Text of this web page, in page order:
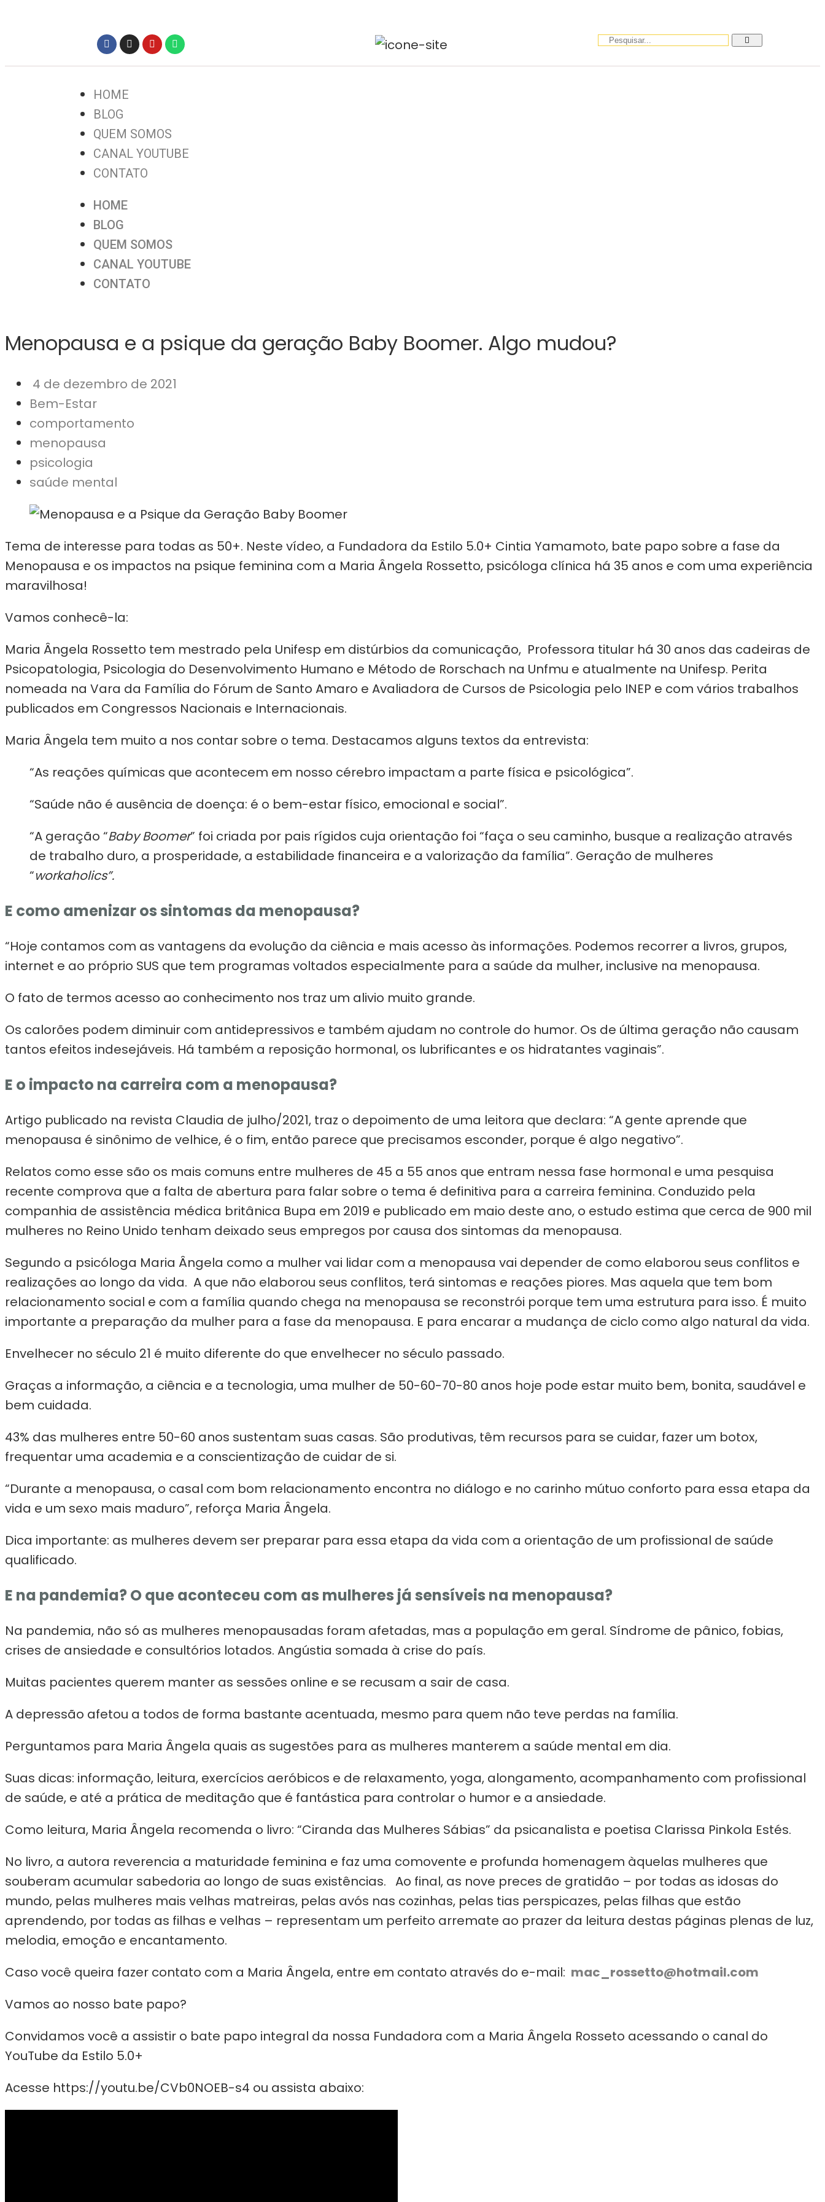
HOME
BLOG
QUEM SOMOS
CANAL YOUTUBE
CONTATO
HOME
BLOG
QUEM SOMOS
CANAL YOUTUBE
CONTATO
Menopausa e a psique da geração Baby Boomer. Algo mudou?
4 de dezembro de 2021
Bem-Estar
comportamento
menopausa
psicologia
saúde mental
Tema de interesse para todas as 50+. Neste vídeo, a Fundadora da Estilo 5.0+ Cintia Yamamoto, bate papo sobre a fase da
Menopausa e os impactos na psique feminina com a Maria Ângela Rossetto, psicóloga clínica há 35 anos e com uma experiência
maravilhosa!
Vamos conhecê-la:
Maria Ângela Rossetto tem mestrado pela Unifesp em distúrbios da comunicação, Professora titular há 30 anos das cadeiras de
Psicopatologia, Psicologia do Desenvolvimento Humano e Método de Rorschach na Unfmu e atualmente na Unifesp. Perita
nomeada na Vara da Família do Fórum de Santo Amaro e Avaliadora de Cursos de Psicologia pelo INEP e com vários trabalhos
publicados em Congressos Nacionais e Internacionais.
Maria Ângela tem muito a nos contar sobre o tema. Destacamos alguns textos da entrevista:
“As reações químicas que acontecem em nosso cérebro impactam a parte física e psicológica”.
“Saúde não é ausência de doença: é o bem-estar físico, emocional e social”.
“A geração “Baby Boomer” foi criada por pais rígidos cuja orientação foi “faça o seu caminho, busque a realização através
de trabalho duro, a prosperidade, a estabilidade financeira e a valorização da família”. Geração de mulheres
“workaholics”.
E como amenizar os sintomas da menopausa?
“Hoje contamos com as vantagens da evolução da ciência e mais acesso às informações. Podemos recorrer a livros, grupos,
internet e ao próprio SUS que tem programas voltados especialmente para a saúde da mulher, inclusive na menopausa.
O fato de termos acesso ao conhecimento nos traz um alivio muito grande.
Os calorões podem diminuir com antidepressivos e também ajudam no controle do humor. Os de última geração não causam
tantos efeitos indesejáveis. Há também a reposição hormonal, os lubrificantes e os hidratantes vaginais”.
E o impacto na carreira com a menopausa?
Artigo publicado na revista Claudia de julho/2021, traz o depoimento de uma leitora que declara: “A gente aprende que
menopausa é sinônimo de velhice, é o fim, então parece que precisamos esconder, porque é algo negativo”.
Relatos como esse são os mais comuns entre mulheres de 45 a 55 anos que entram nessa fase hormonal e uma pesquisa
recente comprova que a falta de abertura para falar sobre o tema é definitiva para a carreira feminina. Conduzido pela
companhia de assistência médica britânica Bupa em 2019 e publicado em maio deste ano, o estudo estima que cerca de 900 mil
mulheres no Reino Unido tenham deixado seus empregos por causa dos sintomas da menopausa.
Segundo a psicóloga Maria Ângela como a mulher vai lidar com a menopausa vai depender de como elaborou seus conflitos e
realizações ao longo da vida. A que não elaborou seus conflitos, terá sintomas e reações piores. Mas aquela que tem bom
relacionamento social e com a família quando chega na menopausa se reconstrói porque tem uma estrutura para isso. É muito
importante a preparação da mulher para a fase da menopausa. E para encarar a mudança de ciclo como algo natural da vida.
Envelhecer no século 21 é muito diferente do que envelhecer no século passado.
Graças a informação, a ciência e a tecnologia, uma mulher de 50-60-70-80 anos hoje pode estar muito bem, bonita, saudável e
bem cuidada.
43% das mulheres entre 50-60 anos sustentam suas casas. São produtivas, têm recursos para se cuidar, fazer um botox,
frequentar uma academia e a conscientização de cuidar de si.
“Durante a menopausa, o casal com bom relacionamento encontra no diálogo e no carinho mútuo conforto para essa etapa da
vida e um sexo mais maduro”, reforça Maria Ângela.
Dica importante: as mulheres devem ser preparar para essa etapa da vida com a orientação de um profissional de saúde
qualificado.
E na pandemia? O que aconteceu com as mulheres já sensíveis na menopausa?
Na pandemia, não só as mulheres menopausadas foram afetadas, mas a população em geral. Síndrome de pânico, fobias,
crises de ansiedade e consultórios lotados. Angústia somada à crise do país.
Muitas pacientes querem manter as sessões online e se recusam a sair de casa.
A depressão afetou a todos de forma bastante acentuada, mesmo para quem não teve perdas na família.
Perguntamos para Maria Ângela quais as sugestões para as mulheres manterem a saúde mental em dia.
Suas dicas: informação, leitura, exercícios aeróbicos e de relaxamento, yoga, alongamento, acompanhamento com profissional
de saúde, e até a prática de meditação que é fantástica para controlar o humor e a ansiedade.
Como leitura, Maria Ângela recomenda o livro: “Ciranda das Mulheres Sábias” da psicanalista e poetisa Clarissa Pinkola Estés.
No livro, a autora reverencia a maturidade feminina e faz uma comovente e profunda homenagem àquelas mulheres que
souberam acumular sabedoria ao longo de suas existências. Ao final, as nove preces de gratidão – por todas as idosas do
mundo, pelas mulheres mais velhas matreiras, pelas avós nas cozinhas, pelas tias perspicazes, pelas filhas que estão
aprendendo, por todas as filhas e velhas – representam um perfeito arremate ao prazer da leitura destas páginas plenas de luz,
melodia, emoção e encantamento.
Caso você queira fazer contato com a Maria Ângela, entre em contato através do e-mail: mac_rossetto@hotmail.com
Vamos ao nosso bate papo?
Convidamos você a assistir o bate papo integral da nossa Fundadora com a Maria Ângela Rosseto acessando o canal do
YouTube da Estilo 5.0+
Acesse https://youtu.be/CVb0NOEB-s4 ou assista abaixo: